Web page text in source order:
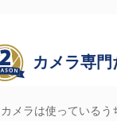
カメラ専
カメラは使っているう